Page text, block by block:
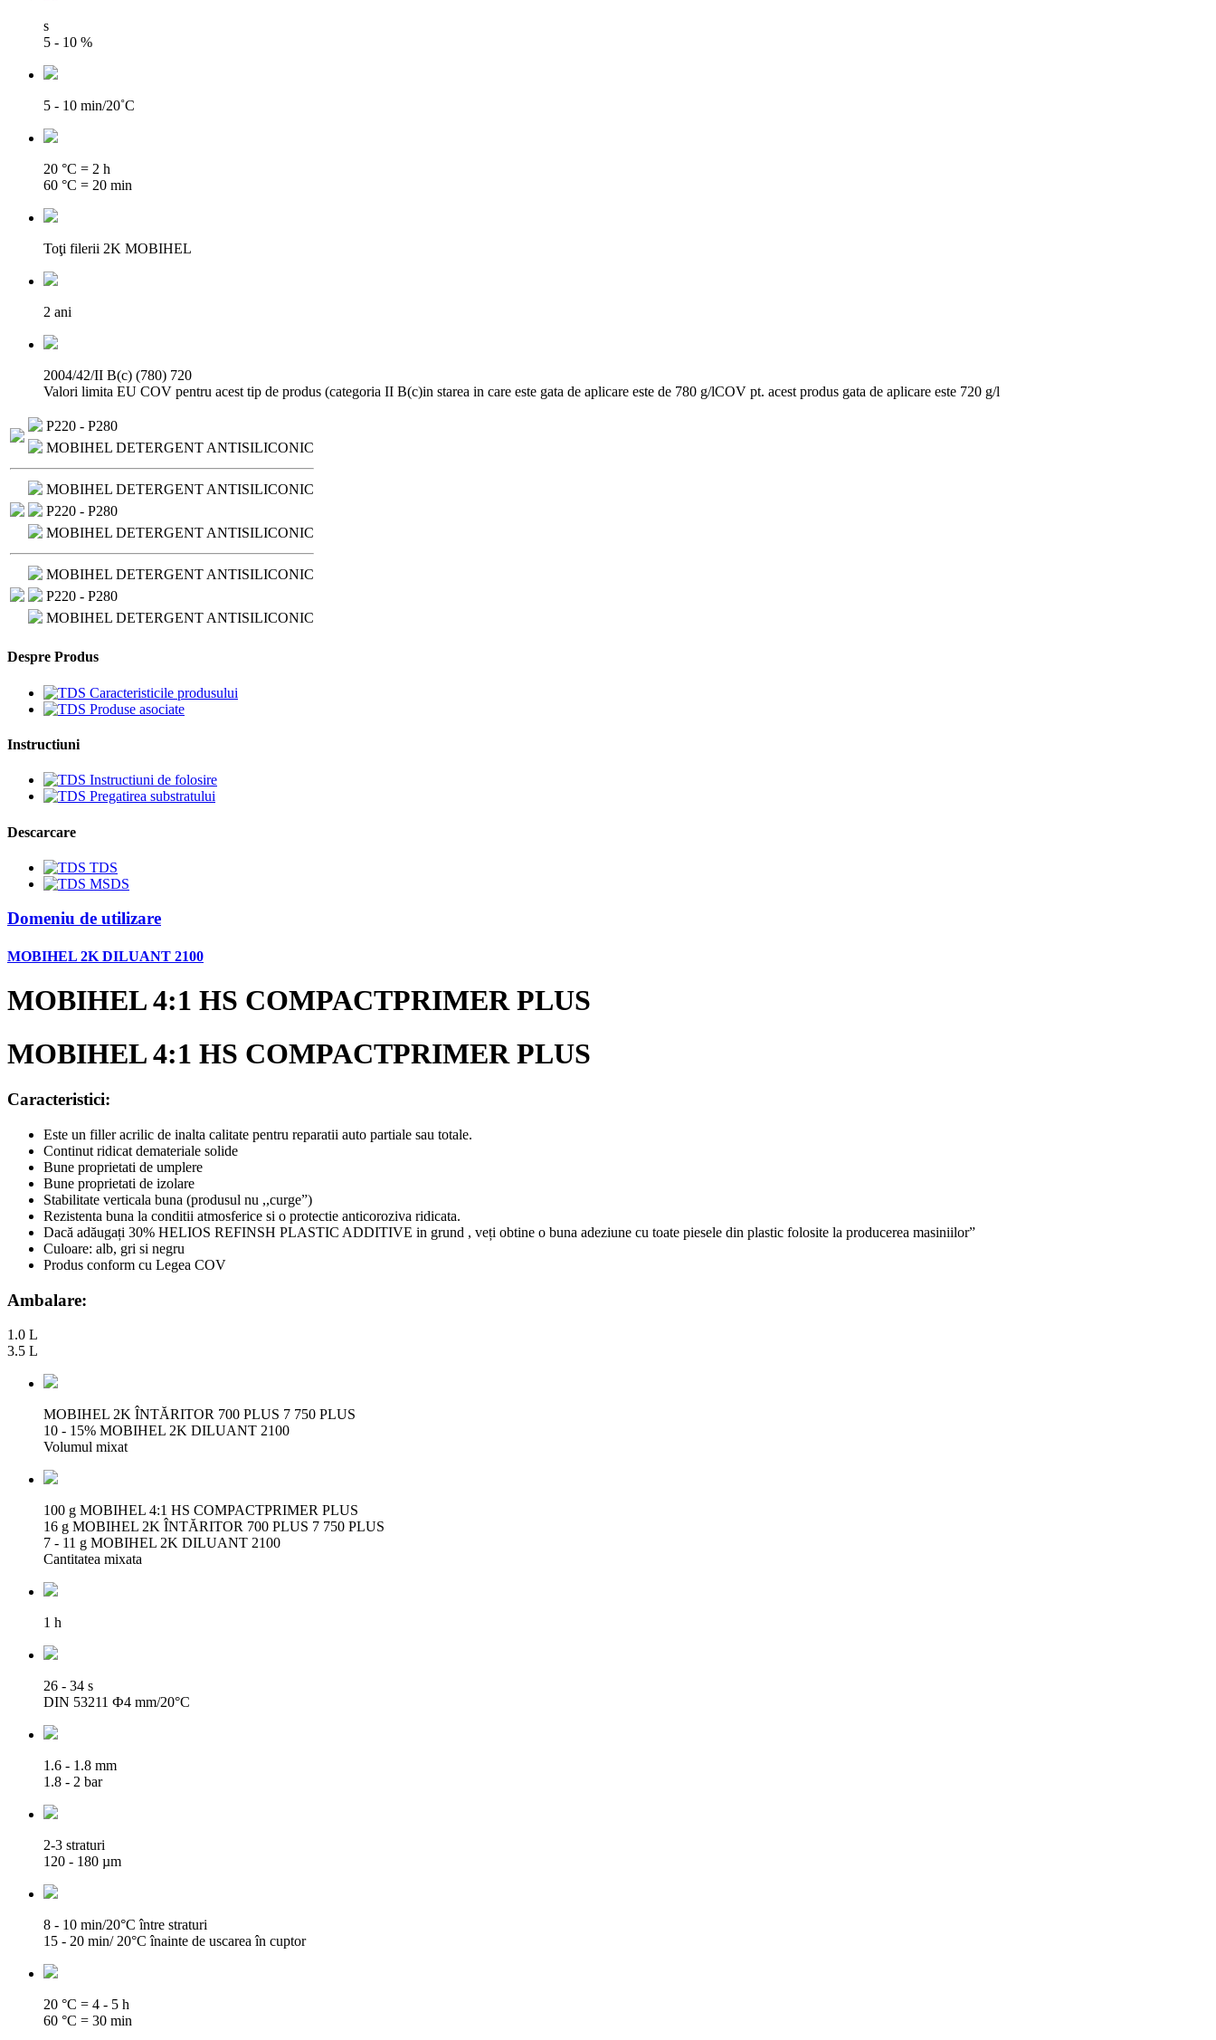
s
5 - 10 %
5 - 10 min/20˚C
20 °C = 2 h
60 °C = 20 min
Toţi filerii 2K MOBIHEL
2 ani
2004/42/II B(c) (780) 720
Valori limita EU COV pentru acest tip de produs (categoria II B(c)in starea in care este gata de aplicare este de 780 g/lCOV pt. acest produs gata de aplicare este 720 g/l
P220 - P280
MOBIHEL DETERGENT ANTISILICONIC
MOBIHEL DETERGENT ANTISILICONIC
P220 - P280
MOBIHEL DETERGENT ANTISILICONIC
MOBIHEL DETERGENT ANTISILICONIC
P220 - P280
MOBIHEL DETERGENT ANTISILICONIC
Despre Produs
Caracteristicile produsului
Produse asociate
Instructiuni
Instructiuni de folosire
Pregatirea substratului
Descarcare
TDS
MSDS
Domeniu de utilizare
MOBIHEL 2K DILUANT 2100
MOBIHEL 4:1 HS COMPACTPRIMER PLUS
MOBIHEL 4:1 HS COMPACTPRIMER PLUS
Caracteristici:
Este un filler acrilic de inalta calitate pentru reparatii auto partiale sau totale.
Continut ridicat demateriale solide
Bune proprietati de umplere
Bune proprietati de izolare
Stabilitate verticala buna (produsul nu ,,curge”)
Rezistenta buna la conditii atmosferice si o protectie anticoroziva ridicata.
Dacă adăugați 30% HELIOS REFINSH PLASTIC ADDITIVE in grund , veți obtine o buna adeziune cu toate piesele din plastic folosite la producerea masiniilor”
Culoare: alb, gri si negru
Produs conform cu Legea COV
Ambalare:
1.0 L
3.5 L
MOBIHEL 2K ÎNTĂRITOR 700 PLUS 7 750 PLUS
10 - 15% MOBIHEL 2K DILUANT 2100
Volumul mixat
100 g MOBIHEL 4:1 HS COMPACTPRIMER PLUS
16 g MOBIHEL 2K ÎNTĂRITOR 700 PLUS 7 750 PLUS
7 - 11 g MOBIHEL 2K DILUANT 2100
Cantitatea mixata
1 h
26 - 34 s
DIN 53211 Ф4 mm/20°C
1.6 - 1.8 mm
1.8 - 2 bar
2-3 straturi
120 - 180 µm
8 - 10 min/20°C între straturi
15 - 20 min/ 20°C înainte de uscarea în cuptor
20 °C = 4 - 5 h
60 °C = 30 min